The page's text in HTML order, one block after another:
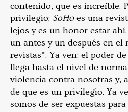
contenido, que es increíble.
privilegio; SoHoes una
lejos y es un honor estar
un antes y un después en el
revistas”. Ya ven: el poder
llega hasta el nivel de
violencia contra nosotras y,
de que es un privilegio. Ya
somos de ser expuestas